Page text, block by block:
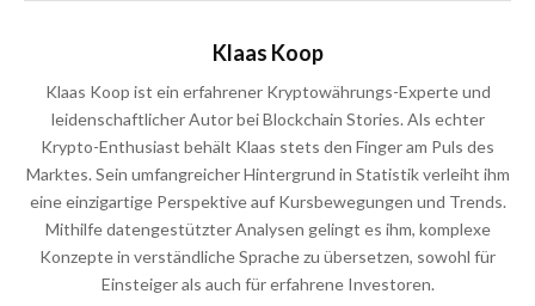
Klaas Koop
Klaas Koop ist ein erfahrener Kryptowährungs-Experte und
leidenschaftlicher Autor bei Blockchain Stories. Als echter
Krypto-Enthusiast behält Klaas stets den Finger am Puls des
Marktes. Sein umfangreicher Hintergrund in Statistik verleiht ihm
eine einzigartige Perspektive auf Kursbewegungen und Trends.
Mithilfe datengestützter Analysen gelingt es ihm, komplexe
Konzepte in verständliche Sprache zu übersetzen, sowohl für
Einsteiger als auch für erfahrene Investoren.